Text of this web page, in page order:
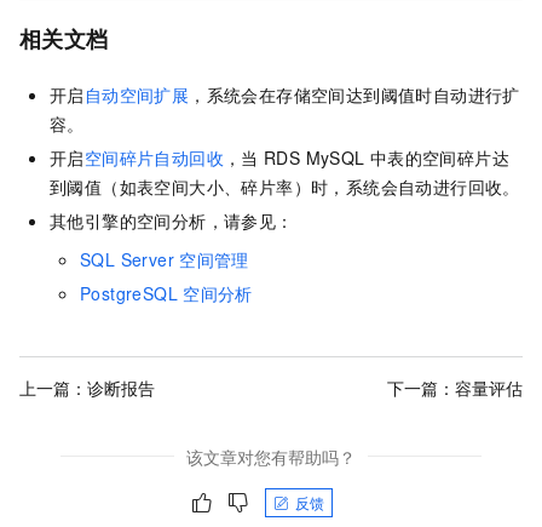
相关文档
开启 自动空间扩展 ，系统会在存储空间达到阈值时自动进行扩
容。
开启空间碎片自动回收 ，当 RDS MySQL 中表的空间碎片达
到阈值（如表空间大小、碎片率）时，系统会自动进行回收。
其他引擎的空间分析，请参见：
SQL Server 空间管理
PostgreSQL 空间分析
上一篇： 诊断报告 下一篇： 容量评估
该文章对您有帮助吗？
反馈